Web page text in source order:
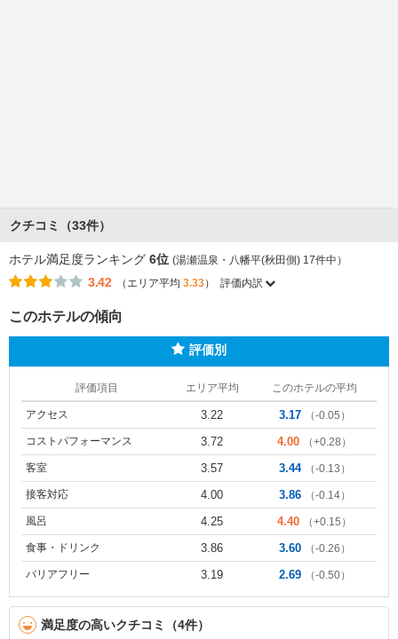
クチコミ（33件）
ホテル満足度ランキング 6位 (湯瀬温泉・八幡平(秋田側) 17件中）
3.42 （エリア平均 3.33） 評価内訳
このホテルの傾向
評価別
評価項目 エリア平均 このホテルの平均
アクセス 3.22 3.17 （-0.05）
コストパフォーマンス 3.72 4.00 （+0.28）
客室 3.57 3.44 （-0.13）
接客対応 4.00 3.86 （-0.14）
風呂 4.25 4.40 （+0.15）
食事・ドリンク 3.86 3.60 （-0.26）
バリアフリー 3.19 2.69 （-0.50）
満足度の高いクチコミ（4件）